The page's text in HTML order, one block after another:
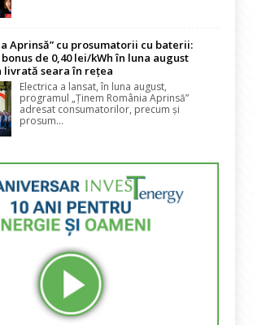
Aprinsă” cu prosumatorii cu baterii:
de 0,40 lei/kWh în luna august
seara în rețea
Electrica a lansat, în luna august,
programul „Ținem România Aprinsă”
adresat consumatorilor, precum și
prosum...